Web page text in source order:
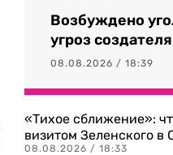
Возбуждено
угроз
08.08.2026 / 18:39
«Тихое сближение»:
визитом Зеленского в
08.08.2026 / 18:33